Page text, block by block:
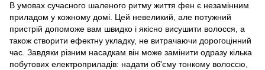
В умовах сучасного шаленого ритму життя фен є незамінним
приладом у кожному домі. Цей невеликий, але потужний
пристрій допоможе вам швидко і якісно висушити волосся, а
також створити ефектну укладку, не витрачаючи дорогоцінний
час. Завдяки різним насадкам він може замінити одразу кілька
побутових електроприладів: надати об'єму тонкому волоссю,